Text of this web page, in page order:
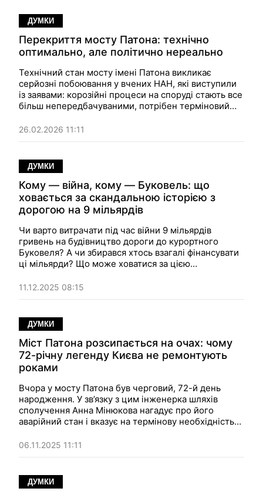
ДУМКИ
Перекриття мосту Патона: технічно
оптимально, але політично нереально
Технічний стан мосту імені Патона викликає
серйозні побоювання у вчених НАН, які виступили
із заявами: корозійні процеси на споруді стають все
більш непередбачуваними, потрібен терміновий
питання, яке хвилює всіх киян: чи перекриватимуть
міст Патона на час ремонту?
26.02.2026 11:11
ДУМКИ
Кому — війна, кому — Буковель: що
ховається за скандальною історією з
дорогою на 9 мільярдів
Чи варто витрачати під час війни 9 мільярдів
гривень на будівництво дороги до курортного
Буковеля? А чи збирався хтось взагалі фінансувати
ці мільярди? Що може ховатися за цією
Анна Мінюкова розбирається в ситуації…
11.12.2025 08:15
ДУМКИ
Міст Патона розсипається на очах: чому
72-річну легенду Києва не ремонтують
роками
Вчора у мосту Патона був черговий, 72-й день
народження. У зв’язку з цим інженерка шляхів
сполучення Анна Мінюкова нагадує про його
аварійний стан і вказує на термінову необхідність
складніше, ніж позначити численні проблеми…
06.11.2025 11:11
ДУМКИ